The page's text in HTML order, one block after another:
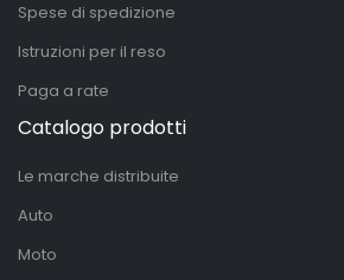
Spese di spedizione
Istruzioni per il reso
Paga a rate
Catalogo prodotti
Le marche distribuite
Auto
Moto